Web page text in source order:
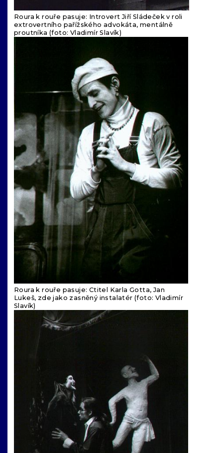
Roura k rouře pasuje: Introvert Jiří Sládeček v roli
extrovertního pařížského advokáta, mentálně
proutníka (foto: Vladimír Slavík)
Roura k rouře pasuje: Ctitel Karla Gotta, Jan
Lukeš, zde jako zasněný instalatér (foto: Vladimír
Slavík)